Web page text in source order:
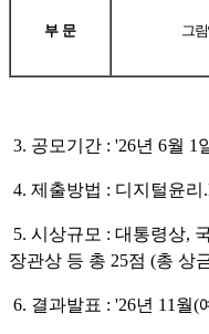
부 문 그림
3. 공모기간 : '26년 6월 1
4. 제출방법 : 디지털윤
5. 시상규모 : 대통령상,
장관상 등 총 25점 (총 상
6. 결과발표 : '26년 11월(